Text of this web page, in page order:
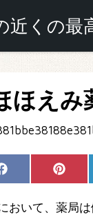
ほえみ
Share
on
Facebook Share
on
おいて、薬局